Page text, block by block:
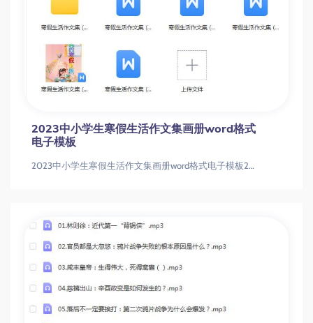
2023中小学生寒假生活作文集画册word格式
电子模板
2023中小学生寒假生活作文集画册word格式电子模板2023中小学生寒假生活作文集画册word格式电子模板